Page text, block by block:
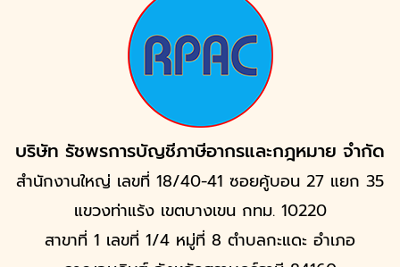
บริษัท รัชพรการบัญชีภาษีอากรและกฎหมาย จำกัด
สำนักงานใหญ่ เลขที่ 18/40-41 ซอยคู้บอน 27 แยก 35
แขวงท่าแร้ง เขตบางเขน กทม. 10220
สาขาที่ 1 เลขที่ 1/4 หมู่ที่ 8 ตำบลกะแดะ อำเภอ